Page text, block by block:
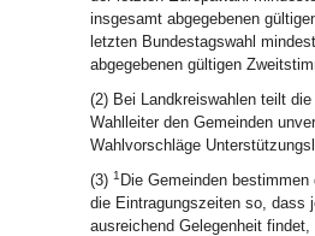
insgesamt abgegebenen
letzten Bundestagswahl
abgegebenen gültigen
(2) Bei Landkreiswahlen teilt
Wahlleiter den Gemeinden
Wahlvorschläge
(3) 1 Die Gemeinden
die Eintragungszeiten so, dass
ausreichend Gelegenheit